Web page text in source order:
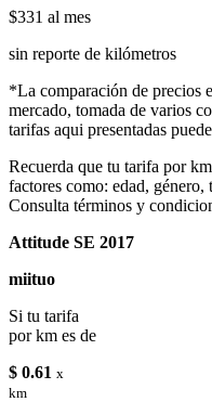
$331 al mes
sin reporte de kilómetros
*La comparación de precios
mercado, tomada de varios
tarifas aqui presentadas
Recuerda que tu tarifa por
factores como: edad,
Consulta términos y
Attitude SE 2017
miituo
Si tu tarifa
por km es de
$ 0.61 x
km